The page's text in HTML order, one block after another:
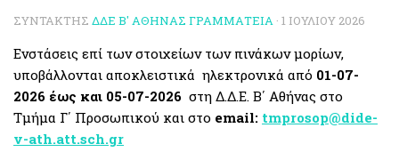
ΣΥΝΤΆΚΤΗΣ ΔΔΕ Β' ΑΘΉΝΑΣ ΓΡΑΜΜΑΤΕΊΑ · 1 ΙΟΥΛΊΟΥ 2026
Ενστάσεις επί των στοιχείων των πινάκων μορίων,
υποβάλλονται αποκλειστικά ηλεκτρονικά από 01-07-
2026 έως και 05-07-2026 στη Δ.Δ.Ε. Β΄ Αθήνας στο
Τμήμα Γ΄ Προσωπικού και στο email: tmprosop@dide-
v-ath.att.sch.gr